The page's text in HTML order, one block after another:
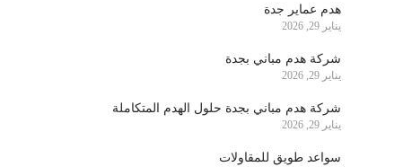
هدم عماير جدة
يناير 29, 2026
شركة هدم مباني بجدة
يناير 29, 2026
شركة هدم مباني بجدة حلول الهدم المتكاملة
يناير 29, 2026
سواعد طويق للمقاولات